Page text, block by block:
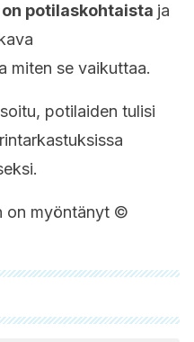
potilaskohtaista ja
miten se vaikuttaa.
potilaiden tulisi
on myöntänyt ©
tiimimme